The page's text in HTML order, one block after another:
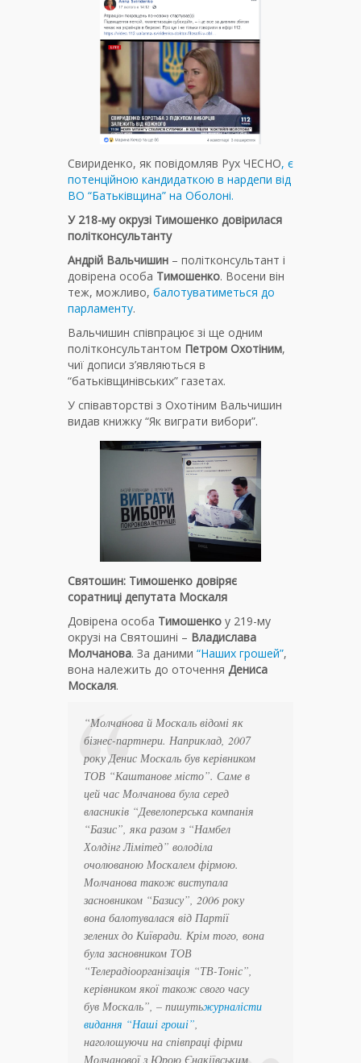
Свириденко, як повідомляв Рух ЧЕСНО, є
потенційною кандидаткою в нардепи від
ВО “Батьківщина” на Оболоні.
У 218-му окрузі Тимошенко довірилася
політконсультанту
Андрій Вальчишин – політконсультант і
довірена особа Тимошенко. Восени він
теж, можливо, балотуватиметься до
парламенту.
Вальчишин співпрацює зі ще одним
політконсультантом Петром Охотіним,
чиї дописи з’являються в
“батьківщинівських” газетах.
У співавторстві з Охотіним Вальчишин
видав книжку “Як виграти вибори”.
Святошин: Тимошенко довіряє
соратниці депутата Москаля
Довірена особа Тимошенко у 219-му
окрузі на Святошині – Владислава
Молчанова. За даними “Наших грошей”,
вона належить до оточення Дениса
Москаля.
“Молчанова й Москаль відомі як
бізнес-партнери. Наприклад, 2007
року Денис Москаль був керівником
ТОВ “Каштанове місто”. Саме в
цей час Молчанова була серед
власників “Девелоперська компанія
“Базис”, яка разом з “Намбел
Холдінг Лімітед” володіла
очолюваною Москалем фірмою.
Молчанова також виступала
засновником “Базису”, 2006 року
вона балотувалася від Партії
зелених до Київради. Крім того, вона
була засновником ТОВ
“Телерадіоорганізація “ТВ-Тоніс”,
керівником якої також свого часу
був Москаль” , – пишутьжурналісти
видання “Наші гроші”
наголошуючи на співпраці фірми
Молчанової з Юрою Єнакіївським